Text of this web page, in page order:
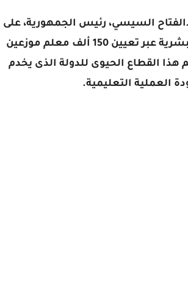
السيسي، رئيس الجمهورية، على
توجيهه بتلبية احتياجات قطاع التعليم من الموارد البشرية عبر تعيين 150 ألف معلم موزعين
لكل عام، لدعم هذا القطاع الحيوى للدولة الذى يخدم